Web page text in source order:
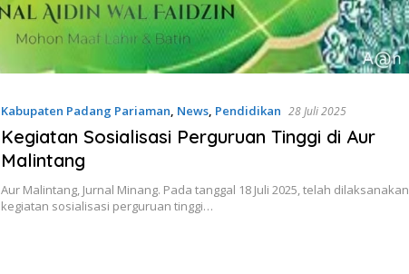
Kabupaten Padang Pariaman, News, Pendidikan 28 Juli 2025
Kegiatan Sosialisasi Perguruan Tinggi di Aur
Malintang
Aur Malintang, Jurnal Minang. Pada tanggal 18 Juli 2025, telah dilaksanakan
kegiatan sosialisasi perguruan tinggi…